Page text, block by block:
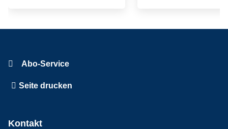
Abo-Service
Seite drucken
Kontakt